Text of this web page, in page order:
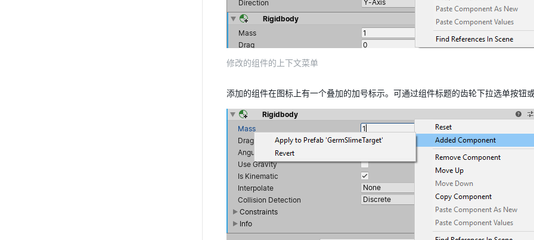
修改的组件的上下文菜单
添加的组件在图标上有一个叠加的加号标示。可通过组件标题的齿轮下拉选单按钮